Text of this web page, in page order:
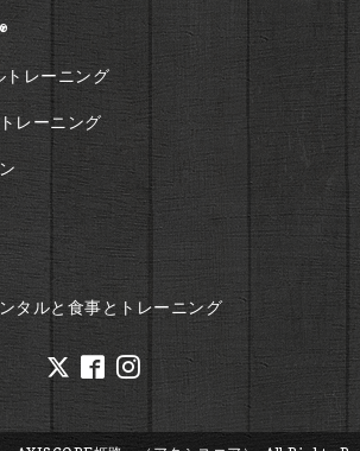
トレーニング
レーニング
タルと食事とトレーニング